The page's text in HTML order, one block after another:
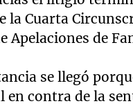
la Cuarta
Apelaciones de
se llegó
contra de la